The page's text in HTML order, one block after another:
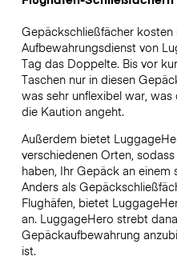
Gepäckschließfächer kosten
Aufbewahrungsdienst von
Tag das Doppelte. Bis vor
Taschen nur in diesen
was sehr unflexibel war,
die Kaution angeht.
Außerdem bietet
verschiedenen Orten,
haben, Ihr Gepäck an einem
Anders als
Flughäfen, bietet
an. LuggageHero strebt
Gepäckaufbewahrung
ist.